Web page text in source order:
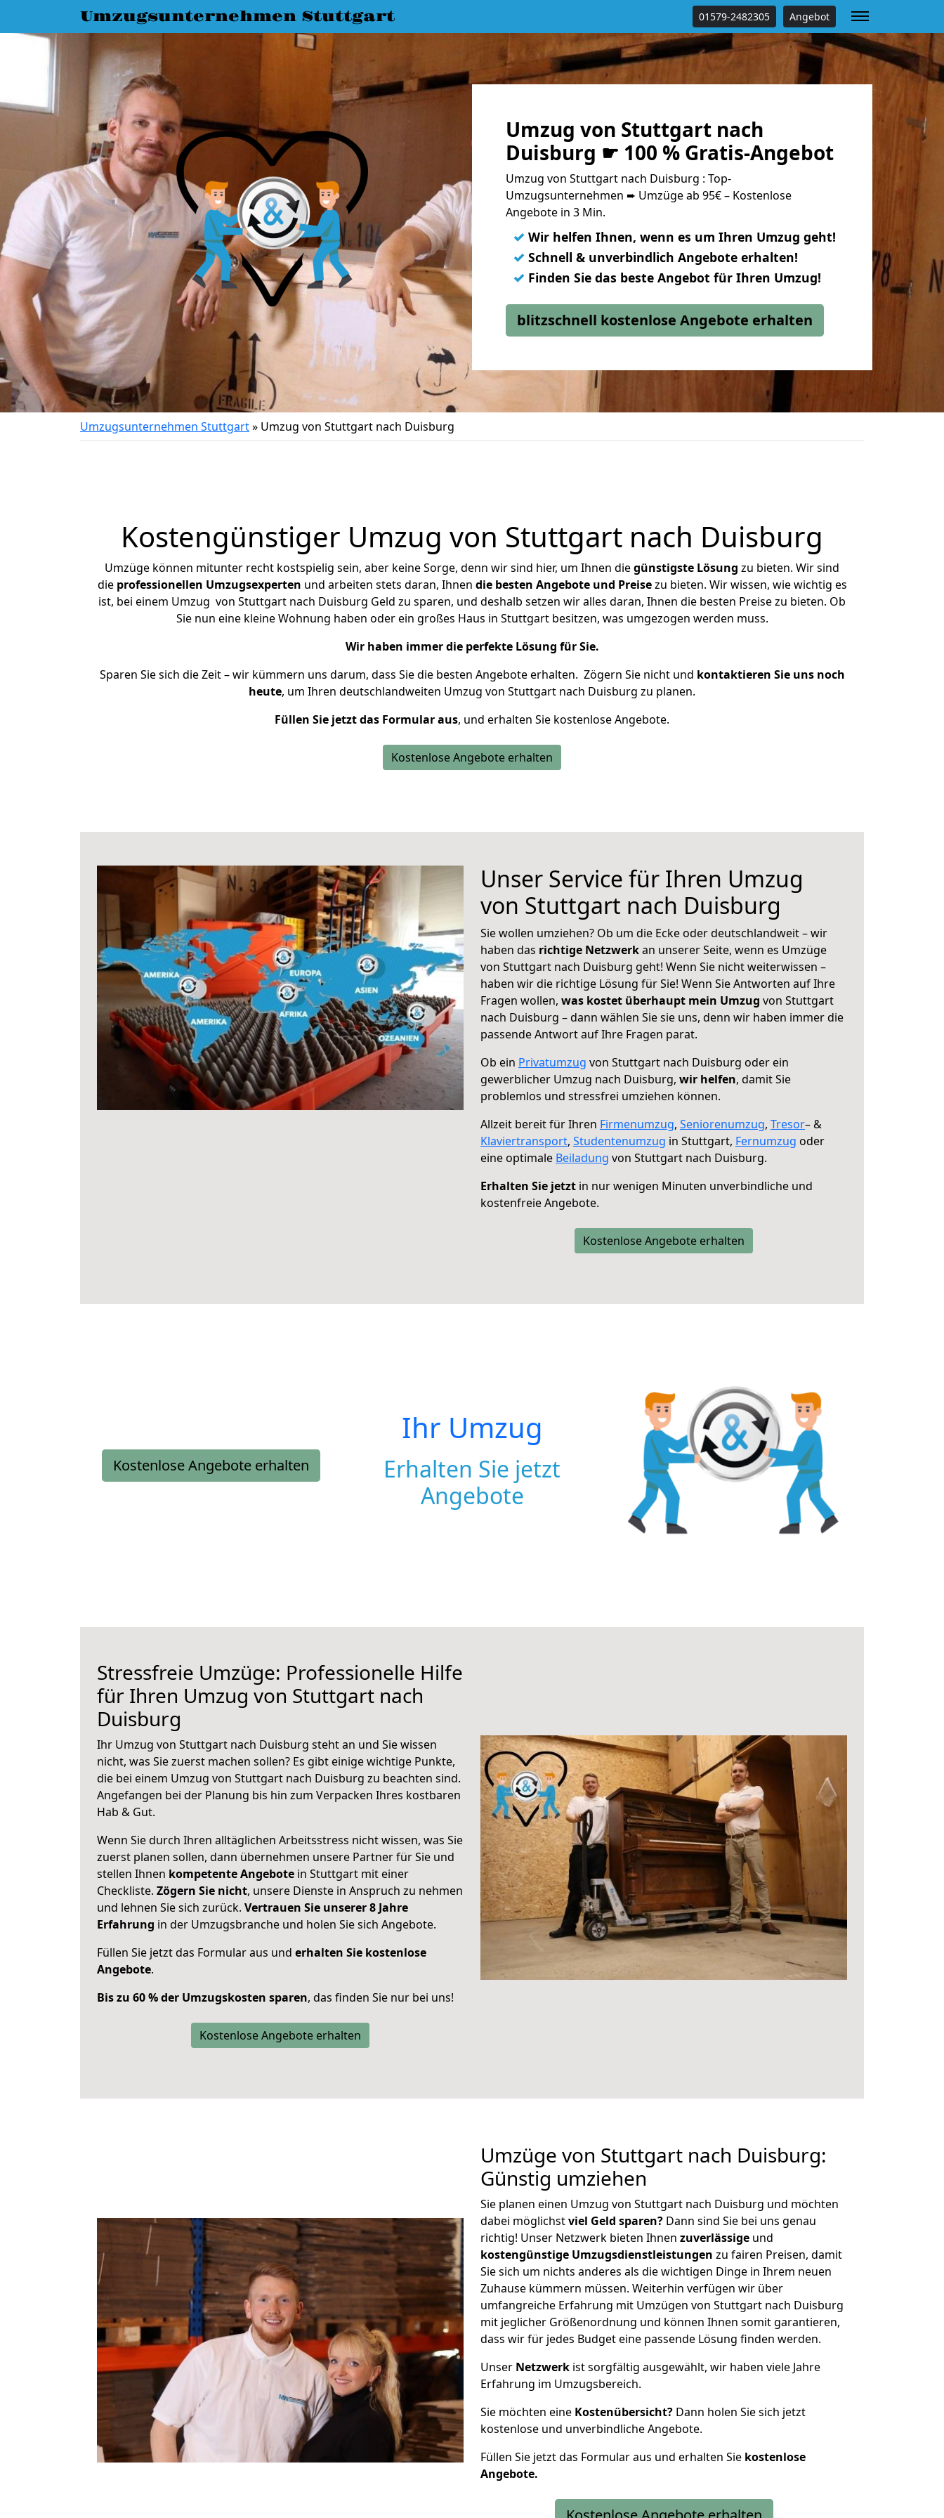
Umzugsunternehmen Stuttgart 01579-2482305 Angebot
Umzug von Stuttgart nach
Duisburg ☛ 100 % Gratis-Angebot
Umzug von Stuttgart nach Duisburg : Top-
Umzugsunternehmen ➨ Umzüge ab 95€ – Kostenlose
Angebote in 3 Min.
✓ Wir helfen Ihnen, wenn es um Ihren Umzug geht!
✓ Schnell & unverbindlich Angebote erhalten!
✓ Finden Sie das beste Angebot für Ihren Umzug!
blitzschnell kostenlose Angebote erhalten
Umzugsunternehmen Stuttgart» Umzug von Stuttgart nach Duisburg
Kostengünstiger Umzug von Stuttgart nach Duisburg
Umzüge können mitunter recht kostspielig sein, aber keine Sorge, denn wir sind hier, um Ihnen diegünstigste Lösung zu bieten. Wir sind
die professionellen Umzugsexperten und arbeiten stets daran, Ihnen die besten Angebote und Preisezu bieten. Wir wissen, wie wichtig es
ist, bei einem Umzug von Stuttgart nach Duisburg Geld zu sparen, und deshalb setzen wir alles daran, Ihnen die besten Preise zu bieten. Ob
Sie nun eine kleine Wohnung haben oder ein großes Haus in Stuttgart besitzen, was umgezogen werden muss.
Wir haben immer die perfekte Lösung für Sie.
Sparen Sie sich die Zeit – wir kümmern uns darum, dass Sie die besten Angebote erhalten. Zögern Sie nicht und kontaktieren Sie uns noch
heute, um Ihren deutschlandweiten Umzug von Stuttgart nach Duisburg zu planen.
Füllen Sie jetzt das Formular aus, und erhalten Sie kostenlose Angebote.
Kostenlose Angebote erhalten
Unser Service für Ihren Umzug
von Stuttgart nach Duisburg
Sie wollen umziehen? Ob um die Ecke oder deutschlandweit – wir
haben das richtige Netzwerkan unserer Seite, wenn es Umzüge
von Stuttgart nach Duisburg geht! Wenn Sie nicht weiterwissen –
haben wir die richtige Lösung für Sie! Wenn Sie Antworten auf Ihre
Fragen wollen, was kostet überhaupt mein Umzug von Stuttgart
nach Duisburg – dann wählen Sie sie uns, denn wir haben immer die
passende Antwort auf Ihre Fragen parat.
Ob ein Privatumzug von Stuttgart nach Duisburg oder ein
gewerblicher Umzug nach Duisburg, wir helfen, damit Sie
problemlos und stressfrei umziehen können.
Allzeit bereit für Ihren Firmenumzug, Seniorenumzug, Tresor– &
Klaviertransport, Studentenumzug in Stuttgart, Fernumzug oder
eine optimale Beiladung von Stuttgart nach Duisburg.
Erhalten Sie jetzt in nur wenigen Minuten unverbindliche und
kostenfreie Angebote.
Kostenlose Angebote erhalten
Kostenlose Angebote erhalten
Ihr Umzug
Erhalten Sie jetzt
Angebote
Stressfreie Umzüge: Professionelle Hilfe
für Ihren Umzug von Stuttgart nach
Duisburg
Ihr Umzug von Stuttgart nach Duisburg steht an und Sie wissen
nicht, was Sie zuerst machen sollen? Es gibt einige wichtige Punkte,
die bei einem Umzug von Stuttgart nach Duisburg zu beachten sind.
Angefangen bei der Planung bis hin zum Verpacken Ihres kostbaren
Hab & Gut.
Wenn Sie durch Ihren alltäglichen Arbeitsstress nicht wissen, was Sie
zuerst planen sollen, dann übernehmen unsere Partner für Sie und
stellen Ihnen kompetente Angebote in Stuttgart mit einer
Checkliste. Zögern Sie nicht, unsere Dienste in Anspruch zu nehmen
und lehnen Sie sich zurück. Vertrauen Sie unserer 8 Jahre
Erfahrung in der Umzugsbranche und holen Sie sich Angebote.
Füllen Sie jetzt das Formular aus und erhalten Sie kostenlose
Angebote.
Bis zu 60 % der Umzugskosten sparen, das finden Sie nur bei uns!
Kostenlose Angebote erhalten
Umzüge von Stuttgart nach Duisburg:
Günstig umziehen
Sie planen einen Umzug von Stuttgart nach Duisburg und möchten
dabei möglichstviel Geld sparen? Dann sind Sie bei uns genau
richtig! Unser Netzwerk bieten Ihnen zuverlässige und
kostengünstige Umzugsdienstleistungen zu fairen Preisen, damit
Sie sich um nichts anderes als die wichtigen Dinge in Ihrem neuen
Zuhause kümmern müssen. Weiterhin verfügen wir über
umfangreiche Erfahrung mit Umzügen von Stuttgart nach Duisburg
mit jeglicher Größenordnung und können Ihnen somit garantieren,
dass wir für jedes Budget eine passende Lösung finden werden.
Unser Netzwerk ist sorgfältig ausgewählt, wir haben viele Jahre
Erfahrung im Umzugsbereich.
Sie möchten eine Kostenübersicht? Dann holen Sie sich jetzt
kostenlose und unverbindliche Angebote.
Füllen Sie jetzt das Formular aus und erhalten Sie kostenlose
Angebote.